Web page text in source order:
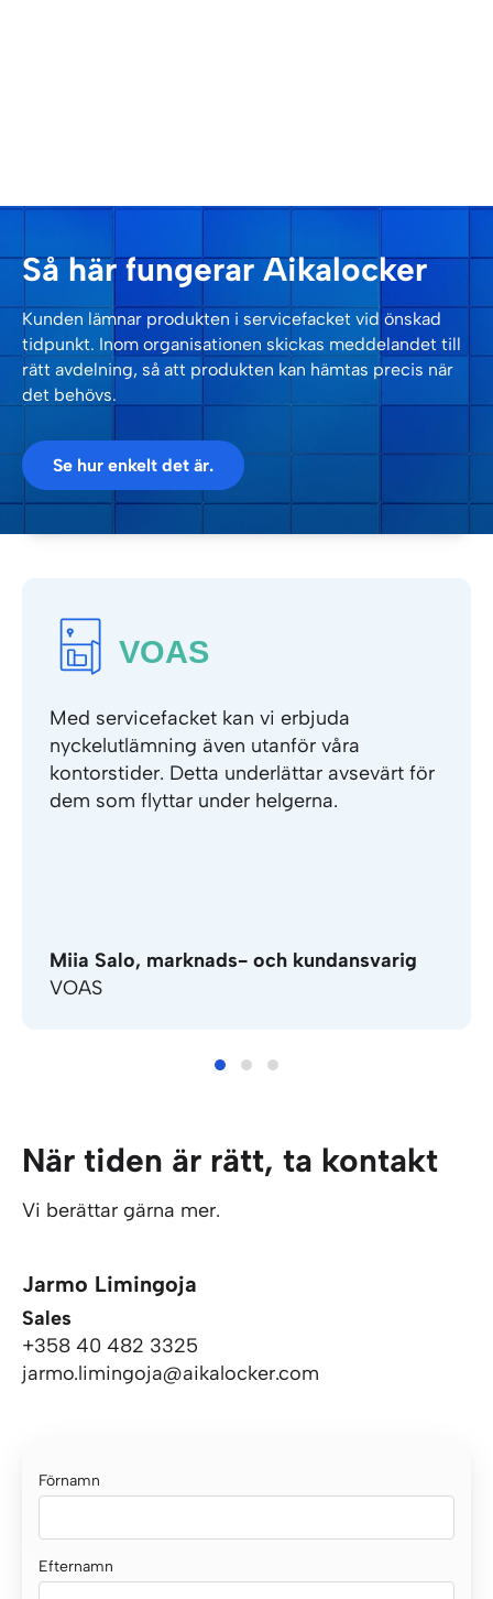
Så här fungerar Aikalocker
Kunden lämnar produkten i servicefacket vid önskad
tidpunkt. Inom organisationen skickas meddelandet till
rätt avdelning, så att produkten kan hämtas precis när
det behövs.
Se hur enkelt det är.
Med servicefacket kan vi erbjuda
nyckelutlämning även utanför våra
kontorstider. Detta underlättar avsevärt för
dem som flyttar under helgerna.
Miia Salo, marknads- och kundansvarig
VOAS
När tiden är rätt, ta kontakt
Vi berättar gärna mer.
Jarmo Limingoja
Sales
+358 40 482 3325
jarmo.limingoja@aikalocker.com
Förnamn
Efternamn